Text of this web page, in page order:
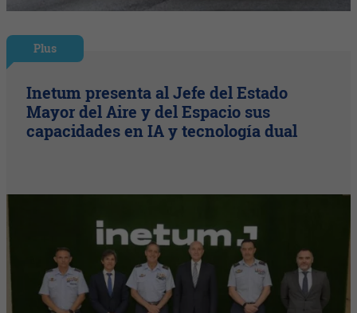
Plus
Inetum presenta al Jefe del Estado
Mayor del Aire y del Espacio sus
capacidades en IA y tecnología dual